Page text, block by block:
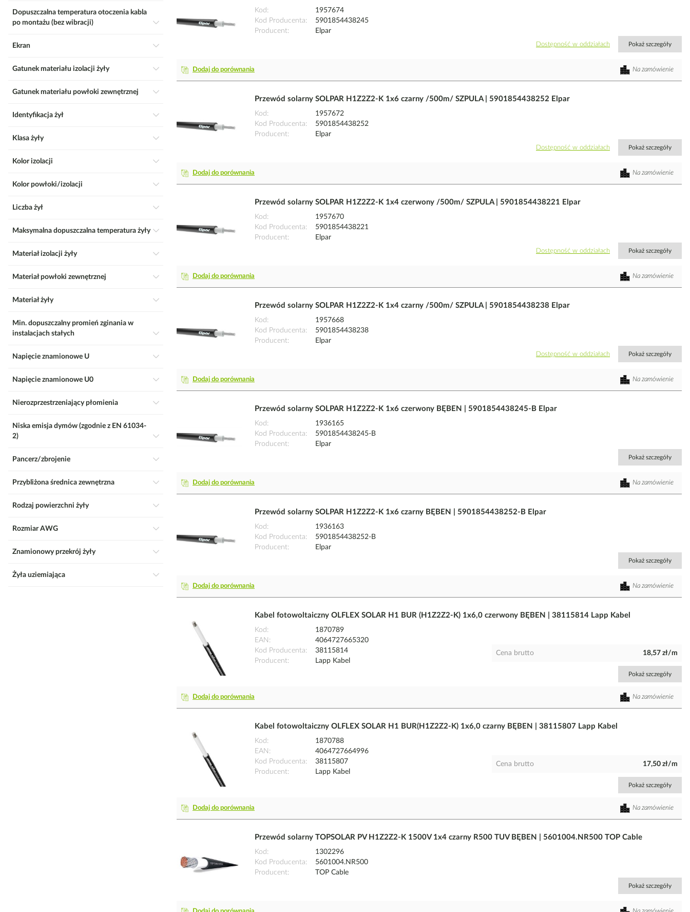
Kod
1957674
Kod Producenta
5901854438245
Producent
Elpar
Dostępność w oddziałach Pokaż szczegóły
Dodaj do porównania Na zamówienie
Przewód solarny SOLPAR H1Z2Z2-K 1x6 czarny /500m/ SZPULA | 5901854438252 Elpar
Kod
1957672
Kod Producenta
5901854438252
Producent
Elpar
Dostępność w oddziałach Pokaż szczegóły
Dodaj do porównania Na zamówienie
Przewód solarny SOLPAR H1Z2Z2-K 1x4 czerwony /500m/ SZPULA | 5901854438221 Elpar
Kod
1957670
Kod Producenta
5901854438221
Producent
Elpar
Dostępność w oddziałach Pokaż szczegóły
Dodaj do porównania Na zamówienie
Przewód solarny SOLPAR H1Z2Z2-K 1x4 czarny /500m/ SZPULA | 5901854438238 Elpar
Kod
1957668
Kod Producenta
5901854438238
Producent
Elpar
Dostępność w oddziałach Pokaż szczegóły
Dodaj do porównania Na zamówienie
Przewód solarny SOLPAR H1Z2Z2-K 1x6 czerwony BĘBEN | 5901854438245-B Elpar
Kod
1936165
Kod Producenta
5901854438245-B
Producent
Elpar
Pokaż szczegóły
Dodaj do porównania Na zamówienie
Przewód solarny SOLPAR H1Z2Z2-K 1x6 czarny BĘBEN | 5901854438252-B Elpar
Kod
1936163
Kod Producenta
5901854438252-B
Producent
Elpar
Pokaż szczegóły
Dodaj do porównania Na zamówienie
Kabel fotowoltaiczny OLFLEX SOLAR H1 BUR (H1Z2Z2-K) 1x6,0 czerwony BĘBEN | 38115814 Lapp Kabel
Kod
1870789
EAN
4064727665320
Kod Producenta
38115814
Producent
Lapp Kabel
Cena brutto 18,57 zł/m
Pokaż szczegóły
Dodaj do porównania Na zamówienie
Kabel fotowoltaiczny OLFLEX SOLAR H1 BUR(H1Z2Z2-K) 1x6,0 czarny BĘBEN | 38115807 Lapp Kabel
Kod
1870788
EAN
4064727664996
Kod Producenta
38115807
Producent
Lapp Kabel
Cena brutto 17,50 zł/m
Pokaż szczegóły
Dodaj do porównania Na zamówienie
Przewód solarny TOPSOLAR PV H1Z2Z2-K 1500V 1x4 czarny R500 TUV BĘBEN | 5601004.NR500 TOP Cable
Kod
1302296
Kod Producenta
5601004.NR500
Producent
TOP Cable
Pokaż szczegóły
Dopuszczalna temperatura otoczenia kabla
po montażu (bez wibracji)
Ekran
Gatunek materiału izolacji żyły
Gatunek materiału powłoki zewnętrznej
Identyfikacja żył
Klasa żyły
Kolor izolacji
Kolor powłoki/izolacji
Liczba żył
Maksymalna dopuszczalna temperatura żyły
Materiał izolacji żyły
Materiał powłoki zewnętrznej
Materiał żyły
Min. dopuszczalny promień zginania w
instalacjach stałych
Napięcie znamionowe U
Napięcie znamionowe U0
Nierozprzestrzeniający płomienia
Niska emisja dymów (zgodnie z EN 61034-
2)
Pancerz/zbrojenie
Przybliżona średnica zewnętrzna
Rodzaj powierzchni żyły
Rozmiar AWG
Znamionowy przekrój żyły
Żyła uziemiająca